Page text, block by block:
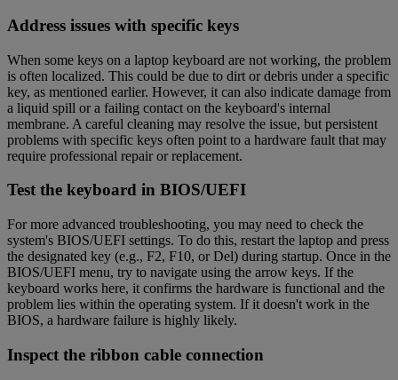
Address issues with specific keys
When some keys on a laptop keyboard are not working, the problem
is often localized. This could be due to dirt or debris under a specific
key, as mentioned earlier. However, it can also indicate damage from
a liquid spill or a failing contact on the keyboard's internal
membrane. A careful cleaning may resolve the issue, but persistent
problems with specific keys often point to a hardware fault that may
require professional repair or replacement.
Test the keyboard in BIOS/UEFI
For more advanced troubleshooting, you may need to check the
system's BIOS/UEFI settings. To do this, restart the laptop and press
the designated key (e.g., F2, F10, or Del) during startup. Once in the
BIOS/UEFI menu, try to navigate using the arrow keys. If the
keyboard works here, it confirms the hardware is functional and the
problem lies within the operating system. If it doesn't work in the
BIOS, a hardware failure is highly likely.
Inspect the ribbon cable connection